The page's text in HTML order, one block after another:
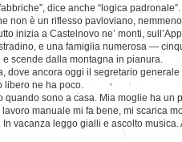
dice anche “logica padronale”.
non è un riflesso pavloviano,
inizia a Castelnovo ne’ monti,
e una famiglia numerosa —
scende dalla montagna in pianura.
dove ancora oggi il segretario
libero ne ha poco.
quando sono a casa. Mia moglie ha un
manuale mi fa bene, mi scarica
vacanza leggo gialli e ascolto